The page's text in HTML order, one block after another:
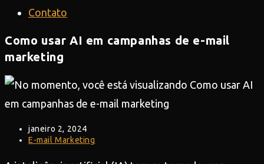
Contato
Como usar AI em campanhas de e-mail
marketing
Post
publicado:
janeiro 2, 2024
Categoria
post:
E-mail Marketing